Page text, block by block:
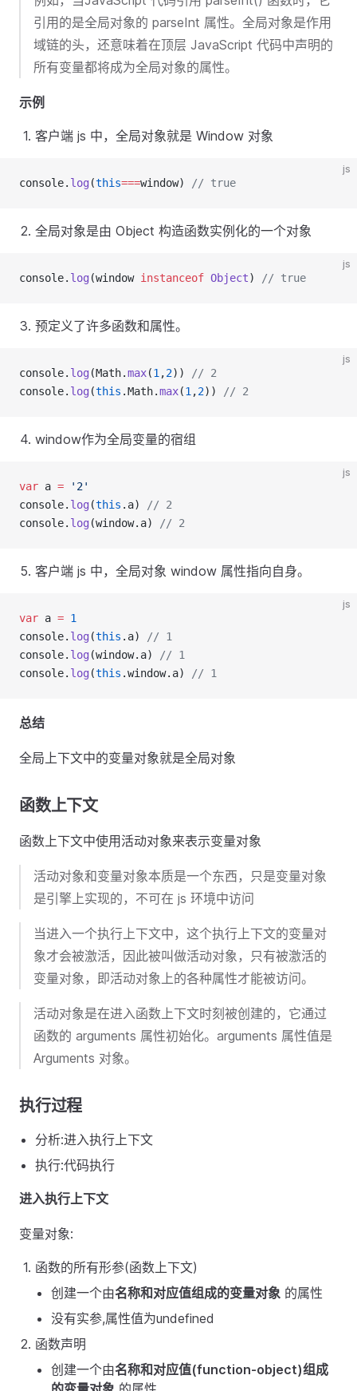
引用的是全局对象的 parseInt 属性。全局对象是作用
域链的头，还意味着在顶层 JavaScript 代码中声明的
所有变量都将成为全局对象的属性。
示例
客户端 js 中，全局对象就是 Window 对象
js
console. log (this===window) // true
全局对象是由 Object 构造函数实例化的一个对象
js
console. log (window instanceof Object) // true
预定义了许多函数和属性。
js
console. log (Math.max(1 ,2))
// 2
console. log (this .Math.max(1 ,2)) // 2
window作为全局变量的宿组
js
var a =
'2'
console. log (this .a)
// 2
console. log (window.a) // 2
客户端 js 中，全局对象 window 属性指向自身。
js
var a = 1
console. log (this .a)
// 1
console. log (window.a)
// 1
console. log (this .window.a) // 1
总结
全局上下文中的变量对象就是全局对象
函数上下文
函数上下文中使用活动对象来表示变量对象
活动对象和变量对象本质是一个东西，只是变量对象
是引擎上实现的，不可在 js 环境中访问
当进入一个执行上下文中，这个执行上下文的变量对
象才会被激活，因此被叫做活动对象，只有被激活的
变量对象，即活动对象上的各种属性才能被访问。
活动对象是在进入函数上下文时刻被创建的，它通过
函数的 arguments 属性初始化。arguments 属性值是
Arguments 对象。
执行过程
分析:进入执行上下文
执行:代码执行
进入执行上下文
变量对象:
函数的所有形参(函数上下文)
创建一个由名称和对应值组成的变量对象 的属性
没有实参,属性值为undefined
函数声明
创建一个由名称和对应值(function-object)组成